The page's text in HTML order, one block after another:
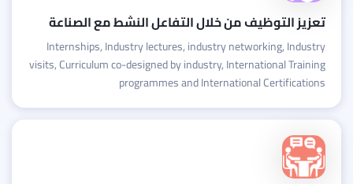
تعزيز التوظيف من خلال التفاعل النشط مع الصناعة
Internships, Industry lectures, industry networking, Industry
visits, Curriculum co-designed by industry, International Training
programmes and International Certifications